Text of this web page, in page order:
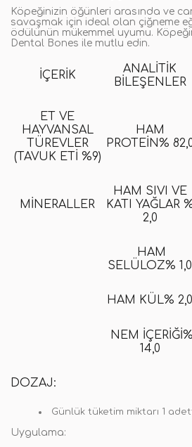
Köpeğinizin öğünleri arasında ve can
savaşmak için ideal olan çiğneme
ödülünün mükemmel uyumu.
Dental Bones ile mutlu edin.
İÇERIK
ANALITIK
BILEŞENLER
ET VE
HAYVANSAL
TÜREVLER
(TAVUK ETI %9)
HAM
PROTEIN%
MINERALLER
HAM SIVI VE
KATI YAĞLAR
2,0
HAM
SELÜLOZ% 1,0
HAM KÜL% 2,0
NEM İÇERIĞI%
14,0
DOZAJ:
Günlük tüketim miktarı 1
Uygulama: